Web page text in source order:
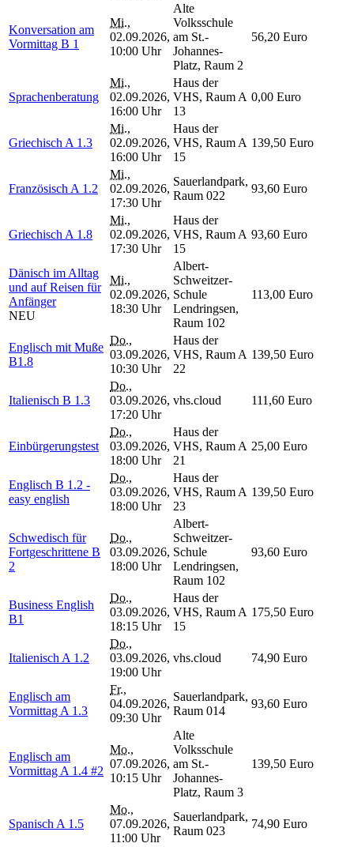
Konversation am
Vormittag B 1
Mi.,
02.09.2026,
10:00 Uhr
Alte
Volksschule
am St.-
Johannes-
Platz, Raum 2
56,20 Euro
Sprachenberatung
Mi.,
02.09.2026,
16:00 Uhr
Haus der
VHS, Raum A
13
0,00 Euro
Griechisch A 1.3
Mi.,
02.09.2026,
16:00 Uhr
Haus der
VHS, Raum A
15
139,50 Euro
Französisch A 1.2
Mi.,
02.09.2026,
17:30 Uhr
Sauerlandpark,
Raum 022
93,60 Euro
Griechisch A 1.8
Mi.,
02.09.2026,
17:30 Uhr
Haus der
VHS, Raum A
15
93,60 Euro
Dänisch im Alltag
und auf Reisen für
Anfänger
NEU
Mi.,
02.09.2026,
18:30 Uhr
Albert-
Schweitzer-
Schule
Lendringsen,
Raum 102
113,00 Euro
Englisch mit Muße
B1.8
Do.,
03.09.2026,
10:30 Uhr
Haus der
VHS, Raum A
22
139,50 Euro
Italienisch B 1.3
Do.,
03.09.2026,
17:20 Uhr
vhs.cloud 111,60 Euro
Einbürgerungstest
Do.,
03.09.2026,
18:00 Uhr
Haus der
VHS, Raum A
21
25,00 Euro
Englisch B 1.2 -
easy english
Do.,
03.09.2026,
18:00 Uhr
Haus der
VHS, Raum A
23
139,50 Euro
Schwedisch für
Fortgeschrittene B
2
Do.,
03.09.2026,
18:00 Uhr
Albert-
Schweitzer-
Schule
Lendringsen,
Raum 102
93,60 Euro
Business English
B1
Do.,
03.09.2026,
18:15 Uhr
Haus der
VHS, Raum A
15
175,50 Euro
Italienisch A 1.2
Do.,
03.09.2026,
19:00 Uhr
vhs.cloud 74,90 Euro
Englisch am
Vormittag A 1.3
Fr.,
04.09.2026,
09:30 Uhr
Sauerlandpark,
Raum 014
93,60 Euro
Englisch am
Vormittag A 1.4 #2
Mo.,
07.09.2026,
10:15 Uhr
Alte
Volksschule
am St.-
Johannes-
Platz, Raum 3
139,50 Euro
Spanisch A 1.5
Mo.,
07.09.2026,
11:00 Uhr
Sauerlandpark,
Raum 023
74,90 Euro